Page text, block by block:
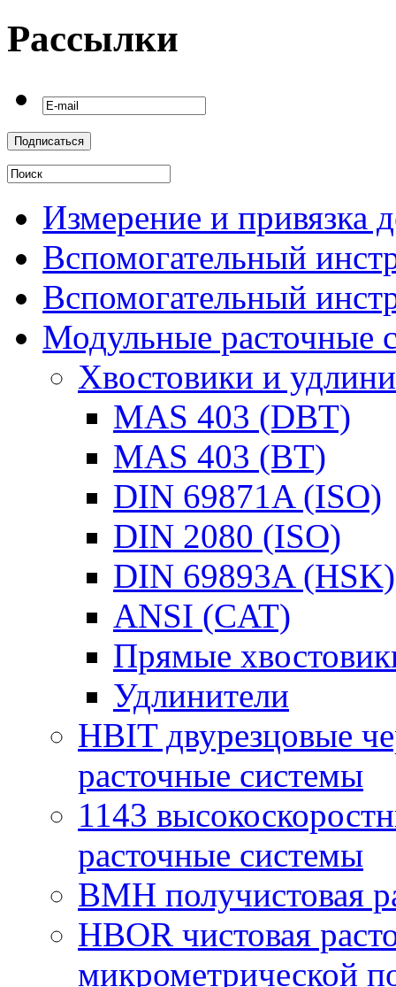
Рассылки
Измерение и привязка
Вспомогательный
Вспомогательный
Модульные расточные
Хвостовики и
MAS 403 (DBT)
MAS 403 (BT)
DIN 69871A (ISO)
DIN 2080 (ISO)
DIN 69893A (HSK)
ANSI (CAT)
Прямые
Удлинители
HBIT двурезцовые
расточные системы
1143
расточные системы
BMH получистовая
HBOR чистовая
микрометрической